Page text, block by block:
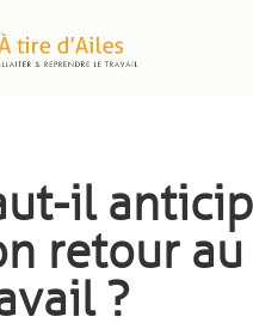
il
retour au
?